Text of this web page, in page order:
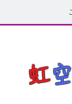
虹空